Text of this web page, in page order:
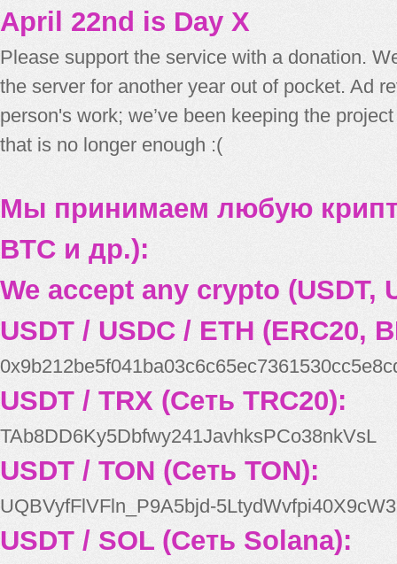
April 22nd is Day X
Please support the service with a donation.
the server for another year out of pocket. Ad
person's work; we’ve been keeping the
that is no longer enough :(
Мы принимаем любую
BTC и др.):
We accept any crypto (USDT,
USDT / USDC / ETH (ERC20,
USDT / TRX (Сеть TRC20):
TAb8DD6Ky5Dbfwy241JavhksPCo38nkVsL
USDT / TON (Сеть TON):
UQBVyfFlVFln_P9A5bjd-
USDT / SOL (Сеть Solana):